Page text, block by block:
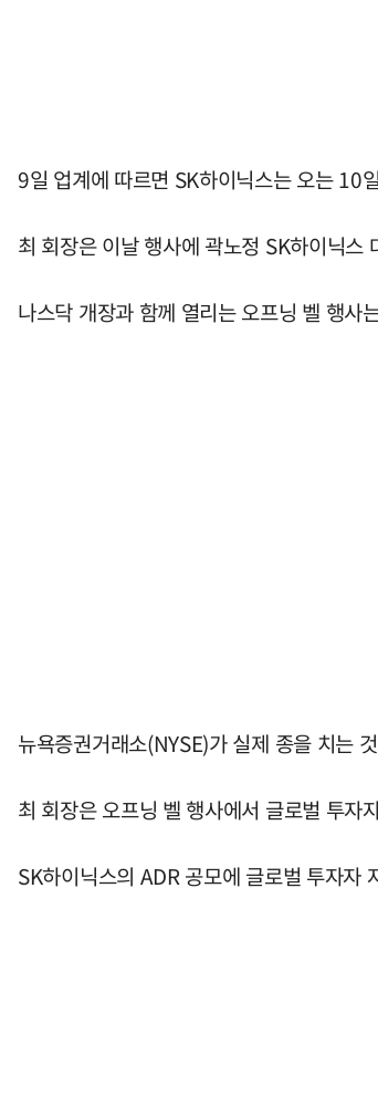
9일 업계에 따르면 SK하이닉스는 오는 10
최 회장은 이날 행사에 곽노정 SK하이닉스
나스닥 개장과 함께 열리는 오프닝 벨 행사
뉴욕증권거래소(NYSE)가 실제 종을 치는
최 회장은 오프닝 벨 행사에서 글로벌 투자
SK하이닉스의 ADR 공모에 글로벌 투자자